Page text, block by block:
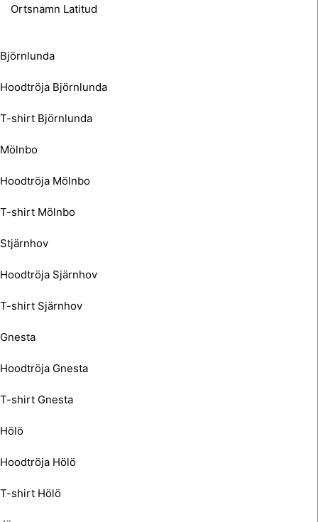
Ortsnamn Latitud
Björnlunda
Hoodtröja Björnlunda
T-shirt Björnlunda
Mölnbo
Hoodtröja Mölnbo
T-shirt Mölnbo
Stjärnhov
Hoodtröja Sjärnhov
T-shirt Sjärnhov
Gnesta
Hoodtröja Gnesta
T-shirt Gnesta
Hölö
Hoodtröja Hölö
T-shirt Hölö